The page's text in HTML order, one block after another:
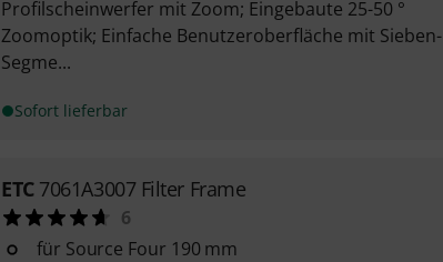
Profilscheinwerfer mit Zoom; Eingebaute 25-50 °
Zoomoptik; Einfache Benutzeroberfläche mit Sieben-
Segme...
Sofort lieferbar
ETC 7061A3007 Filter Frame
6
für Source Four 190 mm